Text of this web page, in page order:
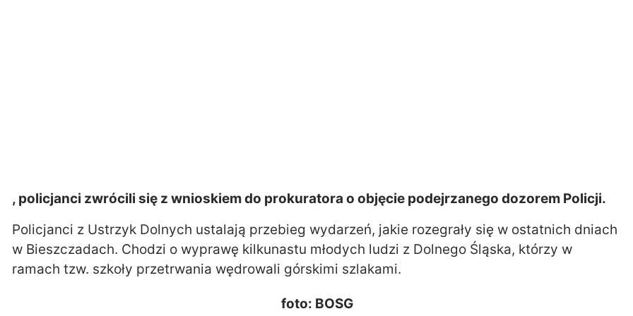
, policjanci zwrócili się z wnioskiem do prokuratora o objęcie podejrzanego dozorem Policji.
Policjanci z Ustrzyk Dolnych ustalają przebieg wydarzeń, jakie rozegrały się w ostatnich dniach
w Bieszczadach. Chodzi o wyprawę kilkunastu młodych ludzi z Dolnego Śląska, którzy w
ramach tzw. szkoły przetrwania wędrowali górskimi szlakami.
foto: BOSG